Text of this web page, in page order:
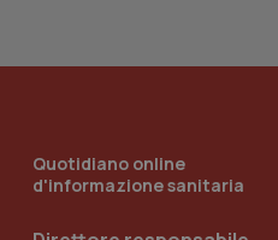
Quotidiano online
d'informazione sanitaria